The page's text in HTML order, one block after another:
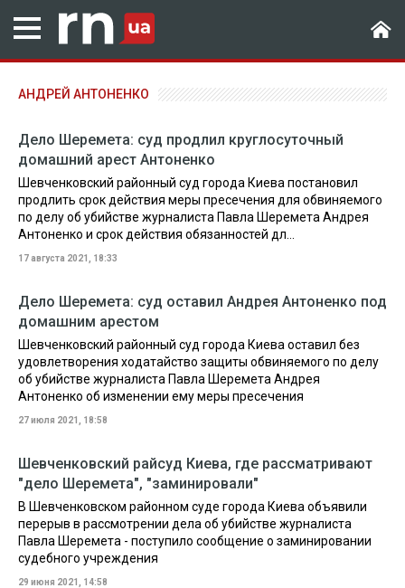
АНДРЕЙ АНТОНЕНКО
Дело Шеремета: суд продлил круглосуточный
домашний арест Антоненко
Шевченковский районный суд города Киева постановил
продлить срок действия меры пресечения для обвиняемого
по делу об убийстве журналиста Павла Шеремета Андрея
Антоненко и срок действия обязанностей дл...
17 августа 2021, 18:33
Дело Шеремета: суд оставил Андрея Антоненко под
домашним арестом
Шевченковский районный суд города Киева оставил без
удовлетворения ходатайство защиты обвиняемого по делу
об убийстве журналиста Павла Шеремета Андрея
Антоненко об изменении ему меры пресечения
27 июля 2021, 18:58
Шевченковский райсуд Киева, где рассматривают
"дело Шеремета", "заминировали"
В Шевченковском районном суде города Киева объявили
перерыв в рассмотрении дела об убийстве журналиста
Павла Шеремета - поступило сообщение о заминировании
судебного учреждения
29 июня 2021, 14:58